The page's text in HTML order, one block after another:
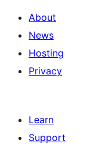
About
News
Hosting
Privacy
Learn
Support